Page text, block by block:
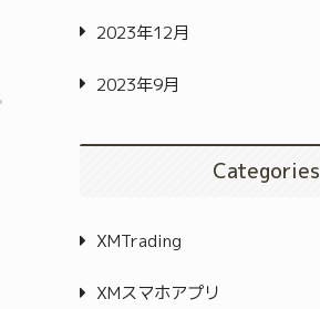
2023年12月
2023年9月
Categories
XMTrading
XMスマホアプリ